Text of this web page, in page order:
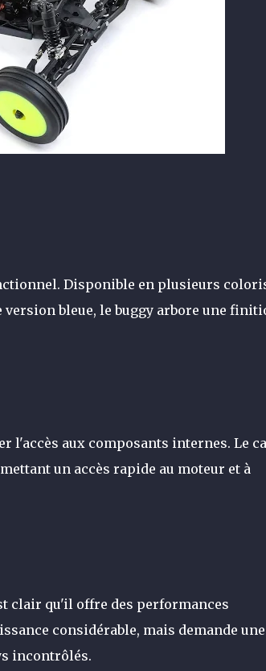
Disponible en plusieurs
version bleue, le buggy arbore une
l'accès aux composants internes. Le
un accès rapide au moteur et à
clair qu'il offre des performances
considérable, mais demande une
incontrôlés.